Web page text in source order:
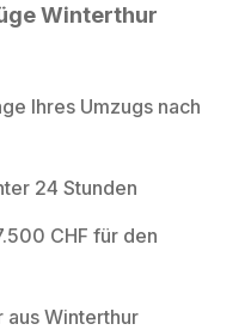
Winterthur
Ihres Umzugs nach
24 Stunden
CHF für den
aus Winterthur